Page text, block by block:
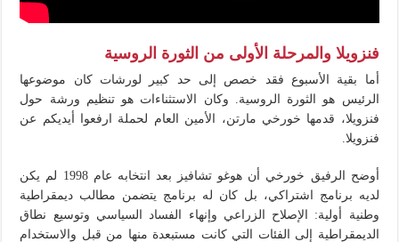
فنزويلا والمرحلة الأولى من الثورة الروسية
أما بقية الأسبوع فقد خصص إلى حد كبير لورشات كان موضوعها
الرئيس هو الثورة الروسية. وكان الاستثناءات هو تنظيم ورشة حول
فنزويلا، قدمها خورخي مارتن، الأمين العام لحملة ارفعوا أيديكم عن
فنزويلا.
أوضح الرفيق خورخي أن هوغو تشافيز بعد انتخابه عام 1998 لم يكن
لديه برنامج اشتراكي، بل كان له برنامج يتضمن مطالب ديمقراطية
وطنية أولية: الإصلاح الزراعي وإنهاء الفساد السياسي وتوسيع نطاق
الديمقراطية إلى الفئات التي كانت مستبعدة منها من قبل والاستخدام